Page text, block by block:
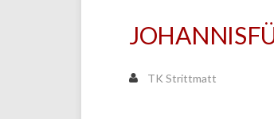
TK Strittmatt